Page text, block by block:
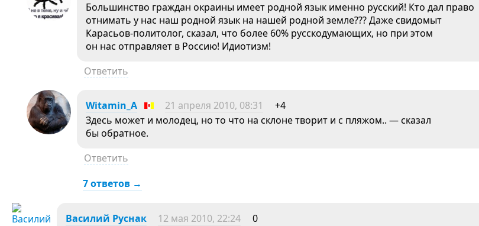
Большинство граждан окраины имеет родной язык именно русский! Кто дал право
отнимать у нас наш родной язык на нашей родной земле??? Даже свидомыт
Карасьов-политолог, сказал, что более 60% русскодумающих, но при этом
он нас отправляет в Россию! Идиотизм!
Ответить
Witamin_A 21 апреля 2010, 08:31
+4
Здесь может и молодец, но то что на склоне творит и с пляжом.. — сказал
бы обратное.
Ответить
7 ответов →
Василий Руснак 12 мая 2010, 22:24
0